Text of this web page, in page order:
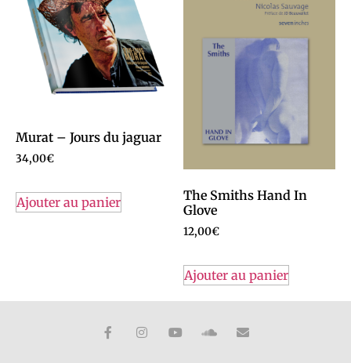
Murat – Jours du jaguar
34,00€
Ajouter au panier
The Smiths Hand In
Glove
12,00€
Ajouter au panier